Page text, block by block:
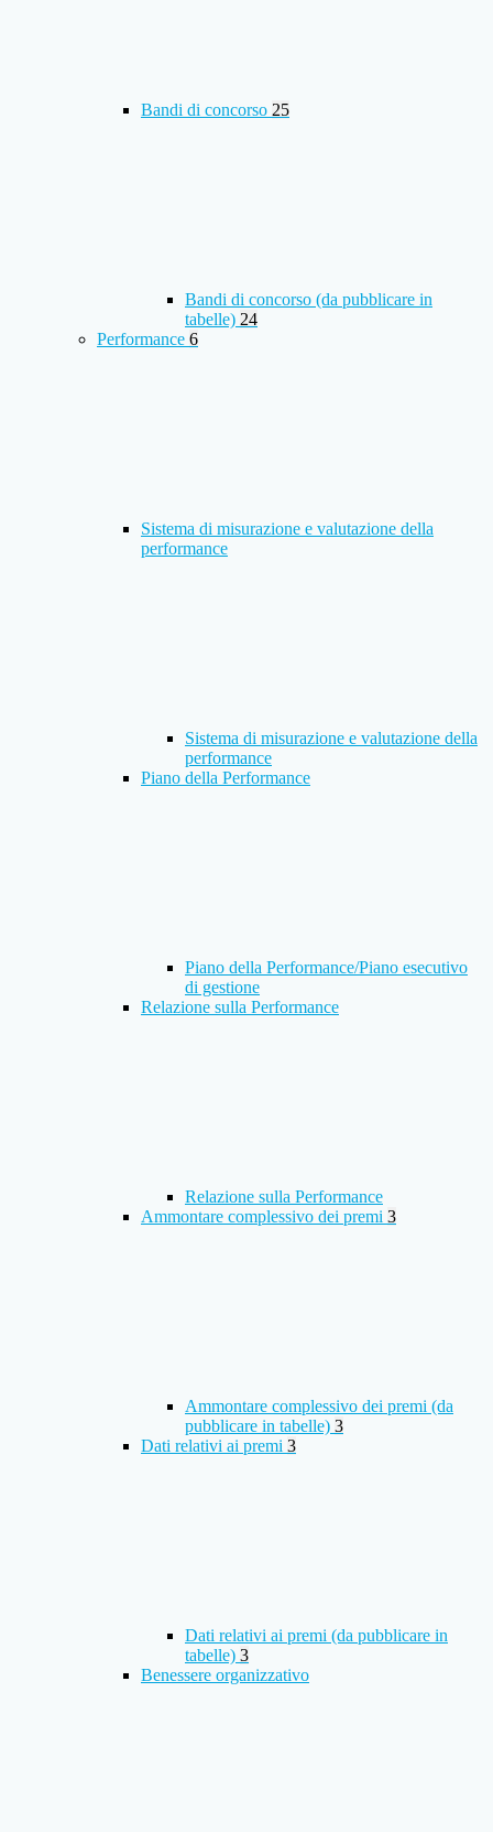
Bandi di concorso 25
Bandi di concorso (da pubblicare in
tabelle) 24
Performance 6
Sistema di misurazione e valutazione della
performance
Sistema di misurazione e valutazione della
performance
Piano della Performance
Piano della Performance/Piano esecutivo
di gestione
Relazione sulla Performance
Relazione sulla Performance
Ammontare complessivo dei premi 3
Ammontare complessivo dei premi (da
pubblicare in tabelle) 3
Dati relativi ai premi 3
Dati relativi ai premi (da pubblicare in
tabelle) 3
Benessere organizzativo